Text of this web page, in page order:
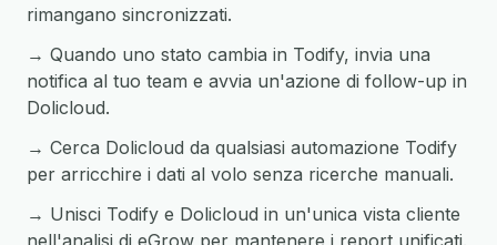
rimangano sincronizzati.
→ Quando uno stato cambia in Todify, invia una
notifica al tuo team e avvia un'azione di follow-up in
Dolicloud.
→ Cerca Dolicloud da qualsiasi automazione Todify
per arricchire i dati al volo senza ricerche manuali.
→ Unisci Todify e Dolicloud in un'unica vista cliente
nell'analisi di eGrow per mantenere i report unificati.